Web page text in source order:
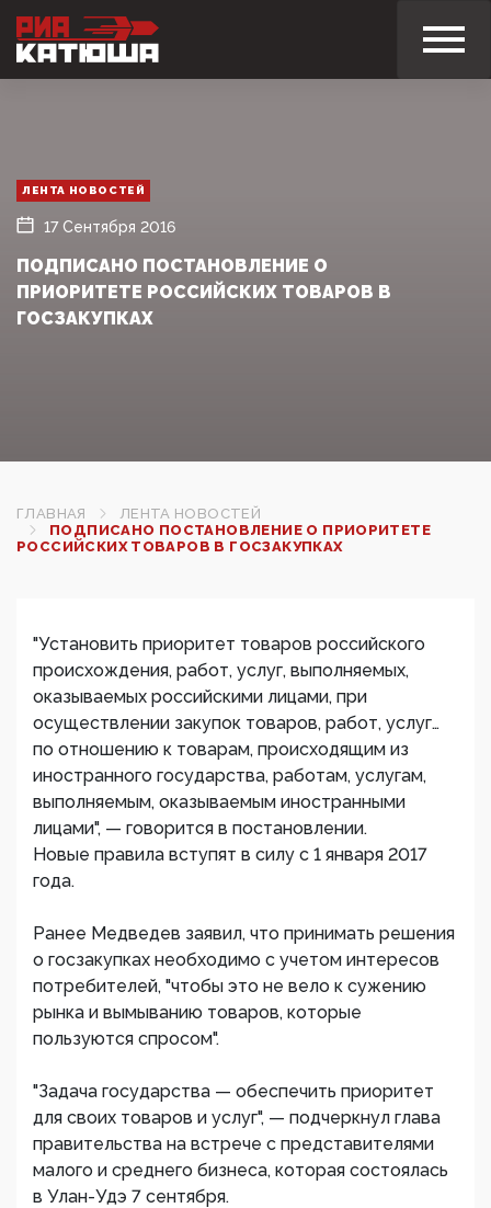
ЛЕНТА НОВОСТЕЙ
17 Сентября 2016
ПОДПИСАНО ПОСТАНОВЛЕНИЕ О
ПРИОРИТЕТЕ РОССИЙСКИХ ТОВАРОВ В
ГОСЗАКУПКАХ
ГЛАВНАЯ
ЛЕНТА НОВОСТЕЙ
ПОДПИСАНО ПОСТАНОВЛЕНИЕ О ПРИОРИТЕТЕ
РОССИЙСКИХ ТОВАРОВ В ГОСЗАКУПКАХ
"Установить приоритет товаров российского
происхождения, работ, услуг, выполняемых,
оказываемых российскими лицами, при
осуществлении закупок товаров, работ, услуг…
по отношению к товарам, происходящим из
иностранного государства, работам, услугам,
выполняемым, оказываемым иностранными
лицами", — говорится в постановлении.
Новые правила вступят в силу с 1 января 2017
года.
Ранее Медведев заявил, что принимать решения
о госзакупках необходимо с учетом интересов
потребителей, "чтобы это не вело к сужению
рынка и вымыванию товаров, которые
пользуются спросом".
"Задача государства — обеспечить приоритет
для своих товаров и услуг", — подчеркнул глава
правительства на встрече с представителями
малого и среднего бизнеса, которая состоялась
в Улан-Удэ 7 сентября.